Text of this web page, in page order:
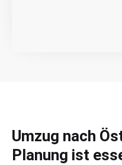
Umzug nach
Planung ist